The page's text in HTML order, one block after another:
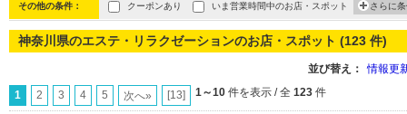
その他の条件： クーポンあり いま営業時間中のお店・スポット さらに
神奈川県のエステ・リラクゼーションのお店・スポット (123 件)
並び替え： 情報更
1 2 3 4 5 次へ» [13] 1～10 件を表示 / 全 123 件